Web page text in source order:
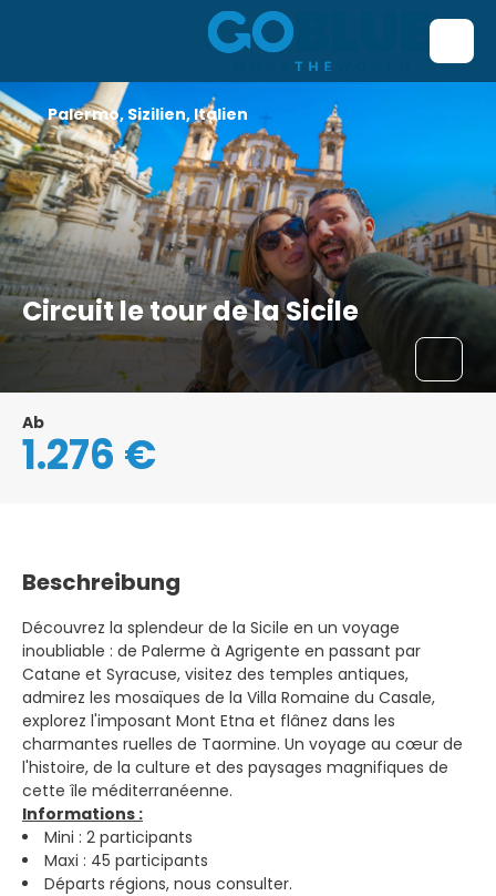
Circuit le tour de la Sicile
Palermo, Sizilien, Italien
Ab
1.276 €
Beschreibung
Découvrez la splendeur de la Sicile en un voyage
inoubliable : de Palerme à Agrigente en passant par
Catane et Syracuse, visitez des temples antiques,
admirez les mosaïques de la Villa Romaine du Casale,
explorez l'imposant Mont Etna et flânez dans les
charmantes ruelles de Taormine. Un voyage au cœur de
l'histoire, de la culture et des paysages magnifiques de
cette île méditerranéenne.
Informations :
Mini : 2 participants
Maxi : 45 participants
Départs régions, nous consulter.